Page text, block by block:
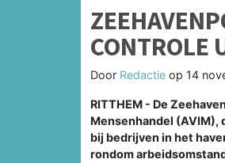
CONTROLE
Door Redactie op 14
RITTHEM - De
Mensenhandel
bij bedrijven in het
rondom